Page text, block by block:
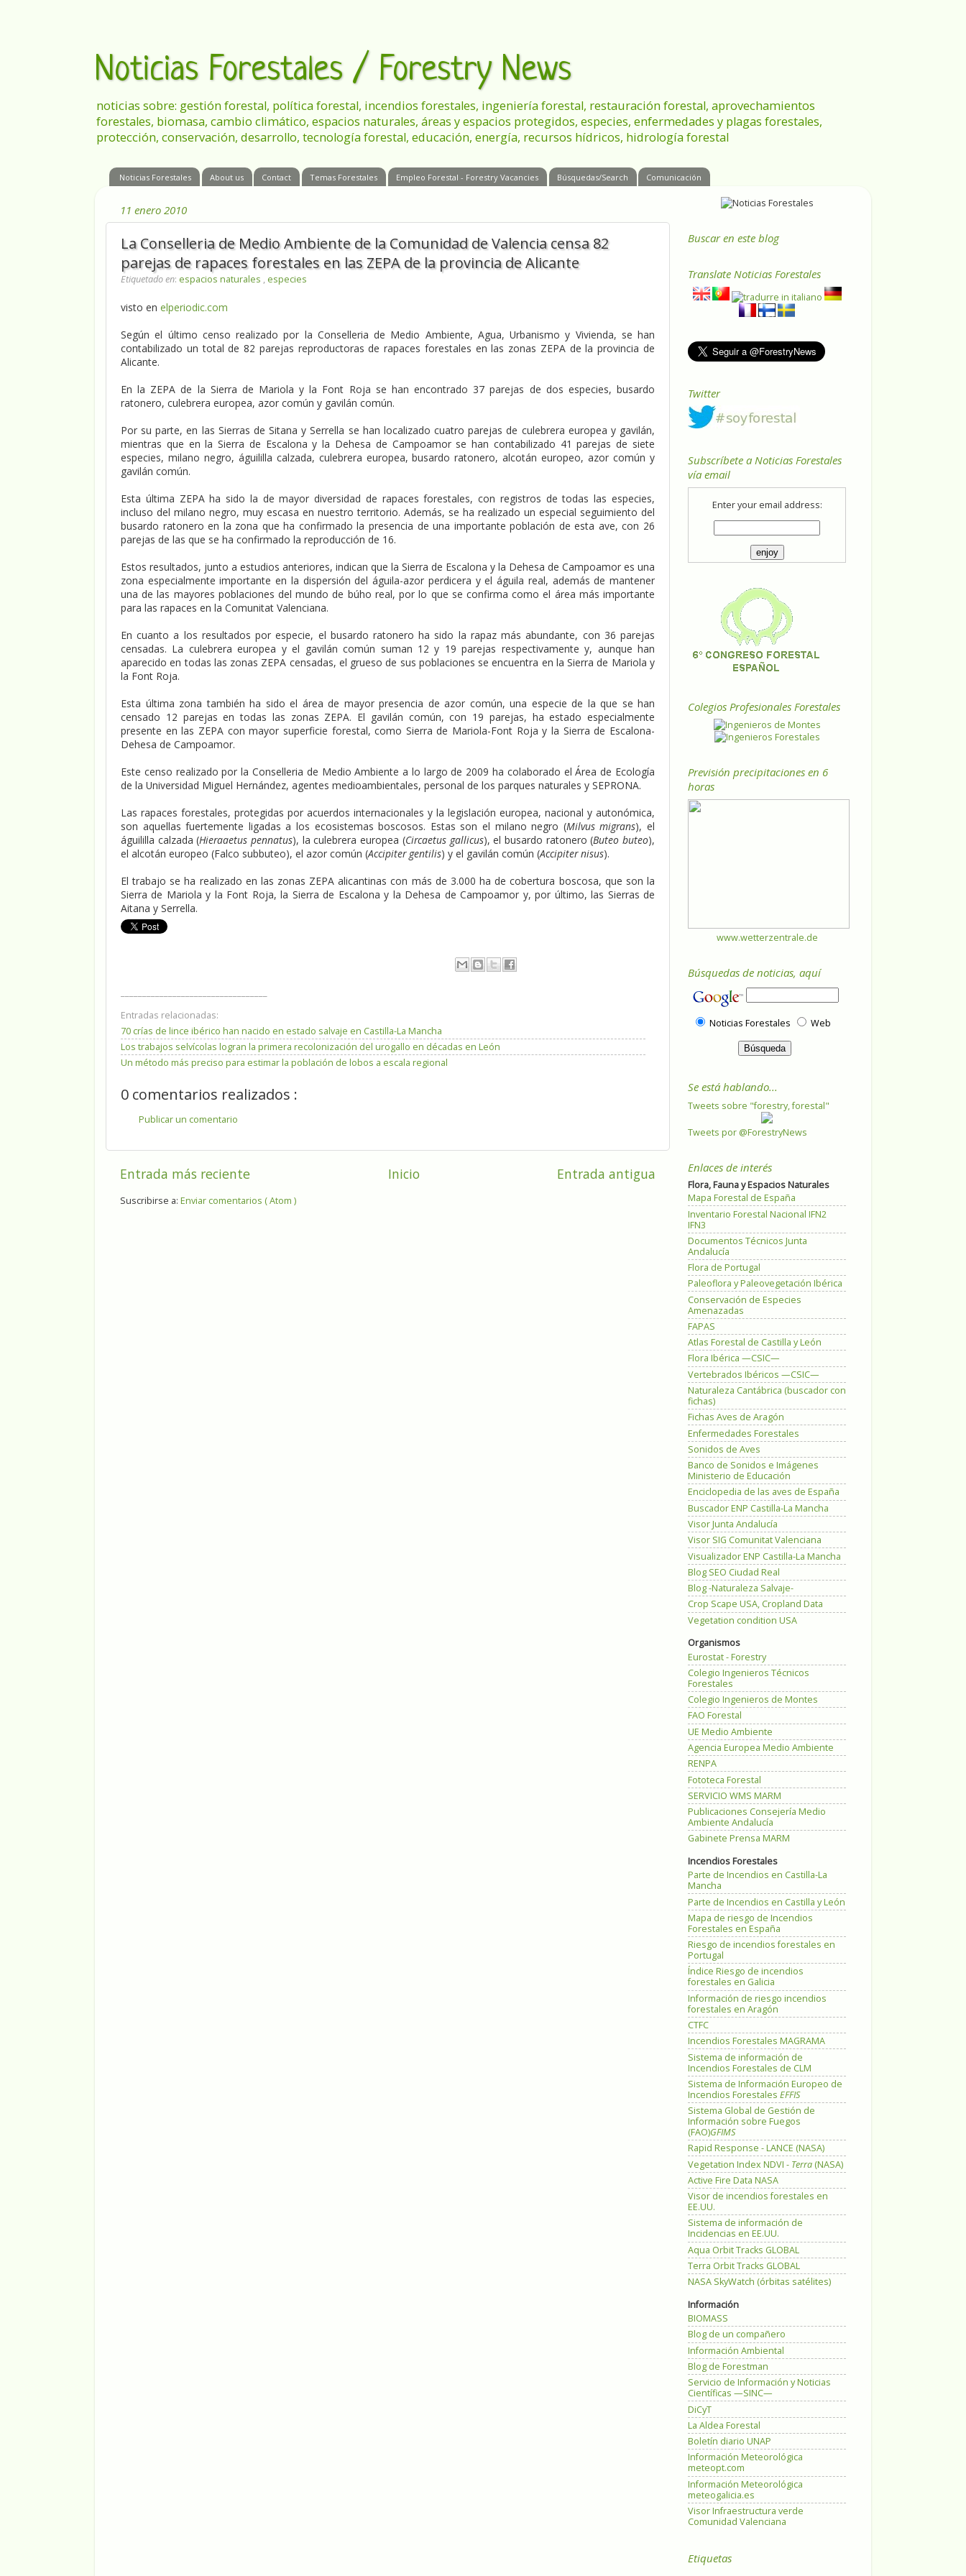
Noticias Forestales / Forestry News
noticias sobre: gestión forestal, política forestal, incendios forestales, ingeniería forestal, restauración forestal, aprovechamientos
forestales, biomasa, cambio climático, espacios naturales, áreas y espacios protegidos, especies, enfermedades y plagas forestales,
protección, conservación, desarrollo, tecnología forestal, educación, energía, recursos hídricos, hidrología forestal
Noticias Forestales About us Contact Temas Forestales Empleo Forestal - Forestry Vacancies Búsquedas/Search Comunicación
11 enero 2010
La Conselleria de Medio Ambiente de la Comunidad de Valencia censa 82
parejas de rapaces forestales en las ZEPA de la provincia de Alicante
Etiquetado en: espacios naturales , especies
visto en elperiodic.com
Según el último censo realizado por la Conselleria de Medio Ambiente, Agua, Urbanismo y Vivienda, se han
contabilizado un total de 82 parejas reproductoras de rapaces forestales en las zonas ZEPA de la provincia de
Alicante.
En la ZEPA de la Sierra de Mariola y la Font Roja se han encontrado 37 parejas de dos especies, busardo
ratonero, culebrera europea, azor común y gavilán común.
Por su parte, en las Sierras de Sitana y Serrella se han localizado cuatro parejas de culebrera europea y gavilán,
mientras que en la Sierra de Escalona y la Dehesa de Campoamor se han contabilizado 41 parejas de siete
especies, milano negro, águililla calzada, culebrera europea, busardo ratonero, alcotán europeo, azor común y
gavilán común.
Esta última ZEPA ha sido la de mayor diversidad de rapaces forestales, con registros de todas las especies,
incluso del milano negro, muy escasa en nuestro territorio. Además, se ha realizado un especial seguimiento del
busardo ratonero en la zona que ha confirmado la presencia de una importante población de esta ave, con 26
parejas de las que se ha confirmado la reproducción de 16.
Estos resultados, junto a estudios anteriores, indican que la Sierra de Escalona y la Dehesa de Campoamor es una
zona especialmente importante en la dispersión del águila-azor perdicera y el águila real, además de mantener
una de las mayores poblaciones del mundo de búho real, por lo que se confirma como el área más importante
para las rapaces en la Comunitat Valenciana.
En cuanto a los resultados por especie, el busardo ratonero ha sido la rapaz más abundante, con 36 parejas
censadas. La culebrera europea y el gavilán común suman 12 y 19 parejas respectivamente y, aunque han
aparecido en todas las zonas ZEPA censadas, el grueso de sus poblaciones se encuentra en la Sierra de Mariola y
la Font Roja.
Esta última zona también ha sido el área de mayor presencia de azor común, una especie de la que se han
censado 12 parejas en todas las zonas ZEPA. El gavilán común, con 19 parejas, ha estado especialmente
presente en las ZEPA con mayor superficie forestal, como Sierra de Mariola-Font Roja y la Sierra de Escalona-
Dehesa de Campoamor.
Este censo realizado por la Conselleria de Medio Ambiente a lo largo de 2009 ha colaborado el Área de Ecología
de la Universidad Miguel Hernández, agentes medioambientales, personal de los parques naturales y SEPRONA.
Las rapaces forestales, protegidas por acuerdos internacionales y la legislación europea, nacional y autonómica,
son aquellas fuertemente ligadas a los ecosistemas boscosos. Estas son el milano negro (Milvus migrans), el
águililla calzada (Hieraaetus pennatus), la culebrera europea (Circaetus gallicus), el busardo ratonero (Buteo buteo),
el alcotán europeo (Falco subbuteo), el azor común (Accipiter gentilis) y el gavilán común (Accipiter nisus).
El trabajo se ha realizado en las zonas ZEPA alicantinas con más de 3.000 ha de cobertura boscosa, que son la
Sierra de Mariola y la Font Roja, la Sierra de Escalona y la Dehesa de Campoamor y, por último, las Sierras de
Aitana y Serrella.
Entradas relacionadas:
70 crías de lince ibérico han nacido en estado salvaje en Castilla-La Mancha
Los trabajos selvícolas logran la primera recolonización del urogallo en décadas en León
Un método más preciso para estimar la población de lobos a escala regional
0 comentarios realizados :
Publicar un comentario
Entrada más reciente Entrada antigua
Inicio
Suscribirse a: Enviar comentarios ( Atom )
Buscar en este blog
Translate Noticias Forestales
Twitter
Subscríbete a Noticias Forestales
vía email
Enter your email address:
Colegios Profesionales Forestales
Previsión precipitaciones en 6
horas
www.wetterzentrale.de
Búsquedas de noticias, aquí
Noticias Forestales Web
Se está hablando...
Tweets sobre "forestry, forestal"
Tweets por @ForestryNews
Enlaces de interés
Flora, Fauna y Espacios Naturales
Mapa Forestal de España
Inventario Forestal Nacional IFN2
IFN3
Documentos Técnicos Junta
Andalucía
Flora de Portugal
Paleoflora y Paleovegetación Ibérica
Conservación de Especies
Amenazadas
FAPAS
Atlas Forestal de Castilla y León
Flora Ibérica —CSIC—
Vertebrados Ibéricos —CSIC—
Naturaleza Cantábrica (buscador con
fichas)
Fichas Aves de Aragón
Enfermedades Forestales
Sonidos de Aves
Banco de Sonidos e Imágenes
Ministerio de Educación
Enciclopedia de las aves de España
Buscador ENP Castilla-La Mancha
Visor Junta Andalucía
Visor SIG Comunitat Valenciana
Visualizador ENP Castilla-La Mancha
Blog SEO Ciudad Real
Blog -Naturaleza Salvaje-
Crop Scape USA, Cropland Data
Vegetation condition USA
Organismos
Eurostat - Forestry
Colegio Ingenieros Técnicos
Forestales
Colegio Ingenieros de Montes
FAO Forestal
UE Medio Ambiente
Agencia Europea Medio Ambiente
RENPA
Fototeca Forestal
SERVICIO WMS MARM
Publicaciones Consejería Medio
Ambiente Andalucía
Gabinete Prensa MARM
Incendios Forestales
Parte de Incendios en Castilla-La
Mancha
Parte de Incendios en Castilla y León
Mapa de riesgo de Incendios
Forestales en España
Riesgo de incendios forestales en
Portugal
Índice Riesgo de incendios
forestales en Galicia
Información de riesgo incendios
forestales en Aragón
CTFC
Incendios Forestales MAGRAMA
Sistema de información de
Incendios Forestales de CLM
Sistema de Información Europeo de
Incendios Forestales EFFIS
Sistema Global de Gestión de
Información sobre Fuegos
(FAO)GFIMS
Rapid Response - LANCE (NASA)
Vegetation Index NDVI - Terra (NASA)
Active Fire Data NASA
Visor de incendios forestales en
EE.UU.
Sistema de información de
Incidencias en EE.UU.
Aqua Orbit Tracks GLOBAL
Terra Orbit Tracks GLOBAL
NASA SkyWatch (órbitas satélites)
Información
BIOMASS
Blog de un compañero
Información Ambiental
Blog de Forestman
Servicio de Información y Noticias
Científicas —SINC—
DiCyT
La Aldea Forestal
Boletín diario UNAP
Información Meteorológica
meteopt.com
Información Meteorológica
meteogalicia.es
Visor Infraestructura verde
Comunidad Valenciana
Etiquetas